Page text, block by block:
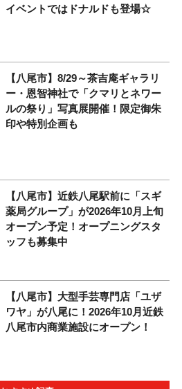
イベントではドナルドも登場☆
【八尾市】8/29～茶吉庵ギャラリ
ー・恩智神社で「クマリとネワー
ルの祭り」写真展開催！限定御朱
印や特別企画も
【八尾市】近鉄八尾駅前に「スギ
薬局グループ」が2026年10月上旬
オープン予定！オープニングスタ
ッフも募集中
【八尾市】大型手芸専門店「ユザ
ワヤ」が八尾に！2026年10月近鉄
八尾市内商業施設にオープン！